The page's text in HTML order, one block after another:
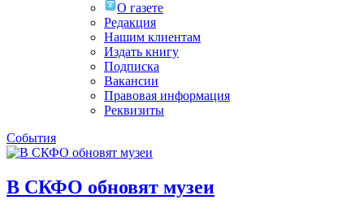
О газете
Редакция
Нашим клиентам
Издать книгу
Подписка
Вакансии
Правовая информация
Реквизиты
События
В СКФО обновят музеи